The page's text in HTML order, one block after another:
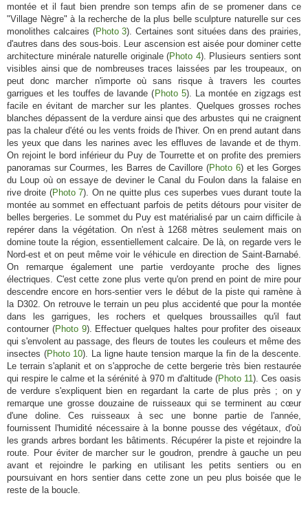
montée et il faut bien prendre son temps afin de se promener dans ce
"Village Nègre" à la recherche de la plus belle sculpture naturelle sur ces
monolithes calcaires (Photo 3). Certaines sont situées dans des prairies,
d'autres dans des sous-bois. Leur ascension est aisée pour dominer cette
architecture minérale naturelle originale (Photo 4). Plusieurs sentiers sont
visibles ainsi que de nombreuses traces laissées par les troupeaux, on
peut donc marcher n'importe où sans risque à travers les courtes
garrigues et les touffes de lavande (Photo 5). La montée en zigzags est
facile en évitant de marcher sur les plantes. Quelques grosses roches
blanches dépassent de la verdure ainsi que des arbustes qui ne craignent
pas la chaleur d'été ou les vents froids de l'hiver. On en prend autant dans
les yeux que dans les narines avec les effluves de lavande et de thym.
On rejoint le bord inférieur du Puy de Tourrette et on profite des premiers
panoramas sur Courmes, les Barres de Cavillore (Photo 6) et les Gorges
du Loup où on essaye de deviner le Canal du Foulon dans la falaise en
rive droite (Photo 7). On ne quitte plus ces superbes vues durant toute la
montée au sommet en effectuant parfois de petits détours pour visiter de
belles bergeries. Le sommet du Puy est matérialisé par un cairn difficile à
repérer dans la végétation. On n'est à 1268 mètres seulement mais on
domine toute la région, essentiellement calcaire. De là, on regarde vers le
Nord-est et on peut même voir le véhicule en direction de Saint-Barnabé.
On remarque également une partie verdoyante proche des lignes
électriques. C'est cette zone plus verte qu'on prend en point de mire pour
descendre encore en hors-sentier vers le début de la piste qui ramène à
la D302. On retrouve le terrain un peu plus accidenté que pour la montée
dans les garrigues, les rochers et quelques broussailles qu'il faut
contourner (Photo 9). Effectuer quelques haltes pour profiter des oiseaux
qui s'envolent au passage, des fleurs de toutes les couleurs et même des
insectes (Photo 10). La ligne haute tension marque la fin de la descente.
Le terrain s'aplanit et on s'approche de cette bergerie très bien restaurée
qui respire le calme et la sérénité à 970 m d'altitude (Photo 11). Ces oasis
de verdure s'expliquent bien en regardant la carte de plus près ; on y
remarque une grosse douzaine de ruisseaux qui se terminent au cœur
d'une doline. Ces ruisseaux à sec une bonne partie de l'année,
fournissent l'humidité nécessaire à la bonne pousse des végétaux, d'où
les grands arbres bordant les bâtiments. Récupérer la piste et rejoindre la
route. Pour éviter de marcher sur le goudron, prendre à gauche un peu
avant et rejoindre le parking en utilisant les petits sentiers ou en
poursuivant en hors sentier dans cette zone un peu plus boisée que le
reste de la boucle.